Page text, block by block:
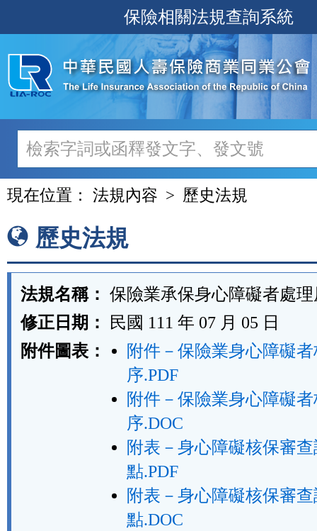
至
主
內
容
保險相關法規查詢系統
現在位置： 法規內容 歷史法規
歷史法規
法規名稱： 保險業承保身心障礙者處
修正日期：
民國 111 年 07 月 05 日
附件圖表：
附件－保險業身心障礙
序.PDF
附件－保險業身心障礙
序.DOC
附表－身心障礙核保審
點.PDF
附表－身心障礙核保審
點.DOC